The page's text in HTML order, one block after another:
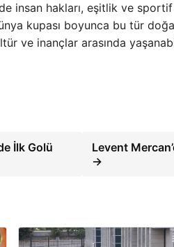
insan hakları, eşitlik ve
kupası boyunca bu tür
ve inançlar arasında
İlk Golü
Levent
→